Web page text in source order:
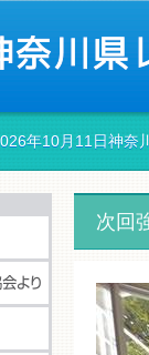
年10月11日神奈
次回